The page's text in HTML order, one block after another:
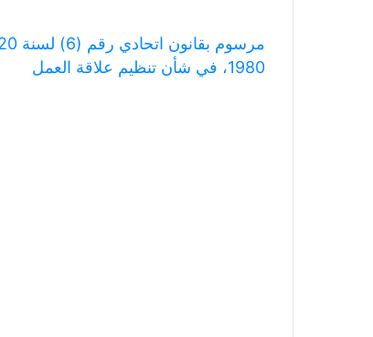
1980، في شأن تنظيم علاقة العمل